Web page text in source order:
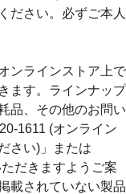
ださい。必ずご本人
ンラインストア上で
ます。ラインナップ
品、その他のお問い
1611 (オンライン
さい)」または
だきますようご案
載されていない製品